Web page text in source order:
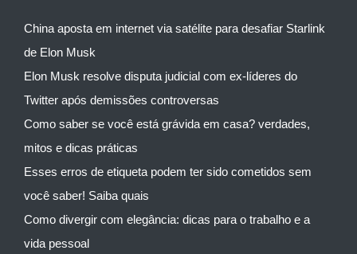
China aposta em internet via satélite para desafiar Starlink
de Elon Musk
Elon Musk resolve disputa judicial com ex-líderes do
Twitter após demissões controversas
Como saber se você está grávida em casa? verdades,
mitos e dicas práticas
Esses erros de etiqueta podem ter sido cometidos sem
você saber! Saiba quais
Como divergir com elegância: dicas para o trabalho e a
vida pessoal